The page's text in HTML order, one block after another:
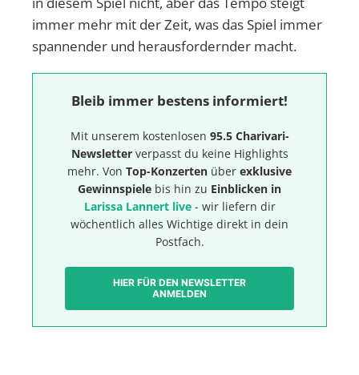
immer mehr mit der Zeit, was das Spiel immer
spannender und herausfordernder macht.
Bleib immer bestens informiert!
Mit unserem kostenlosen 95.5 Charivari-
Newsletterverpasst du keine Highlights
mehr. Von Top-Konzerten über exklusive
Gewinnspiele bis hin zu Einblicken in
Larissa Lannert live- wir liefern dir
wöchentlich alles Wichtige direkt in dein
Postfach.
HIER FÜR DEN NEWSLETTER
ANMELDEN